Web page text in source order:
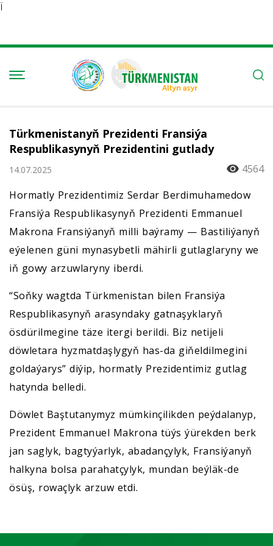
Ï
Türkmenistanyň Prezidenti Fransiýa
Respublikasynyň Prezidentini gutlady
14.07.2025
4564
Hormatly Prezidentimiz Serdar Berdimuhamedow
Fransiýa Respublikasynyň Prezidenti Emmanuel
Makrona Fransiýanyň milli baýramy — Bastiliýanyň
eýelenen güni mynasybetli mähirli gutlaglaryny we
iň gowy arzuwlaryny iberdi.
“Soňky wagtda Türkmenistan bilen Fransiýa
Respublikasynyň arasyndaky gatnaşyklaryň
ösdürilmegine täze itergi berildi. Biz netijeli
döwletara hyzmatdaşlygyň has-da giňeldilmegini
goldaýarys” diýip, hormatly Prezidentimiz gutlag
hatynda belledi.
Döwlet Baştutanymyz mümkinçilikden peýdalanyp,
Prezident Emmanuel Makrona tüýs ýürekden berk
jan saglyk, bagtyýarlyk, abadançylyk, Fransiýanyň
halkyna bolsa parahatçylyk, mundan beýläk-de
ösüş, rowaçlyk arzuw etdi.